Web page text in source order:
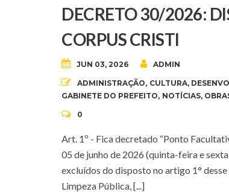
DECRETO 30/2026:
CORPUS CRISTI
JUN 03, 2026 ADMIN
ADMINISTRAÇÃO, CULTURA,
GABINETE DO PREFEITO, NOTÍCIAS,
0
Art. 1º - Fica decretado “Ponto
05 de junho de 2026 (quinta-feira e
excluídos do disposto no artigo 1°
Limpeza Pública, [...]